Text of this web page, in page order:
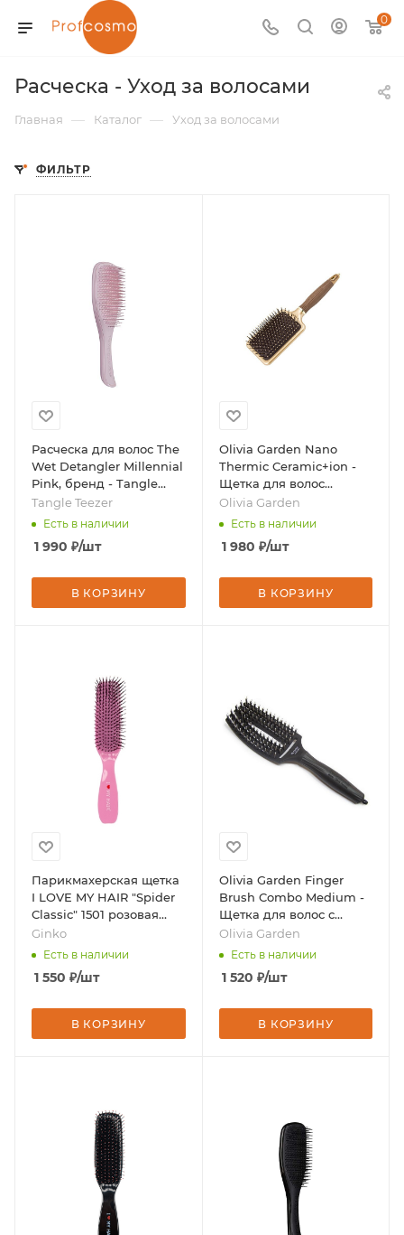
0
Расческа - Уход за волосами
Главная — Каталог — Уход за волосами
ФИЛЬТР
Расческа для волос The
Wet Detangler Millennial
Pink, бренд - Tangle
Teezer
Tangle Teezer
Есть в наличии
1 990 ₽/шт
В КОРЗИНУ
Olivia Garden Nano
Thermic Ceramic+ion -
Щетка для волос
широкая, бренд - Olivia
Garden
Olivia Garden
Есть в наличии
1 980 ₽/шт
В КОРЗИНУ
Парикмахерская щетка
I LOVE MY HAIR "Spider
Classic" 1501 розовая
глянцевая M, бренд -
Ginko
Ginko
Есть в наличии
1 550 ₽/шт
В КОРЗИНУ
Olivia Garden Finger
Brush Combo Medium -
Щетка для волос с
натуральной щетиной,
бренд - Olivia Garden
Olivia Garden
Есть в наличии
1 520 ₽/шт
В КОРЗИНУ